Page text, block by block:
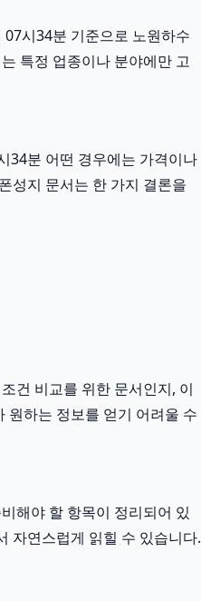
시34분 기준으로 노원하수
특정 업종이나 분야에만 고
34분 어떤 경우에는 가격이나
성지 문서는 한 가지 결론을
건 비교를 위한 문서인지, 이
원하는 정보를 얻기 어려울 수
해야 할 항목이 정리되어 있
자연스럽게 읽힐 수 있습니다.